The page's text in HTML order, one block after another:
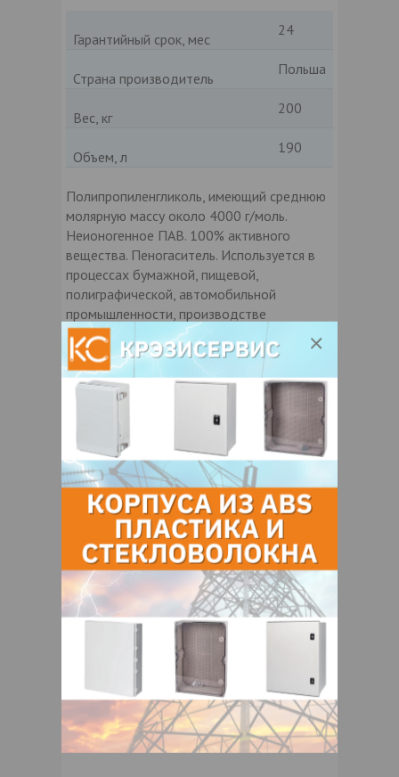
Гарантийный срок, мес
24
Страна производитель
Польша
Вес, кг
200
Объем, л
190
Полипропиленгликоль, имеющий среднюю
молярную массу около 4000 г/моль.
Неионогенное ПАВ. 100% активного
вещества. Пеногаситель. Используется в
процессах бумажной, пищевой,
полиграфической, автомобильной
промышленности, производстве
лубрикантов и др.
Торговое
название
ROKAMER PP4000 /
РОКАМЕР ПП4000
название
Полипропиленгликоль
Polypropylene glycol
Внешний вид
жидкость без цвета
Страна
происхождения
ПОЛЬША
Контакты продавца
Оставьте электронный заказ с помощью
кнопки "Заказать" и мы подберем для
Вас подходящую компанию
поставщика.